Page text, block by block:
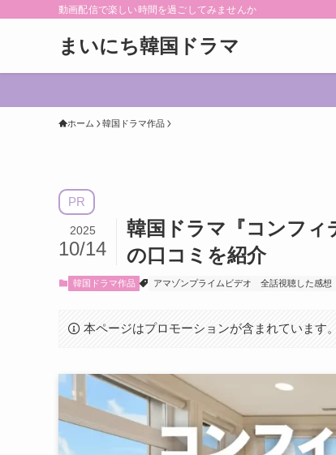
動画配信で楽しい時間を過ごしてみませんか
まいにち韓国ドラマ
ホーム 韓国ドラマ作品
PR
韓国ドラマ『コンフィ
の口コミを紹介
2025
10/14
韓国ドラマ作品 アマゾンプライムビデオ 全話視聴した感想
本ページはプロモーションが含まれています。